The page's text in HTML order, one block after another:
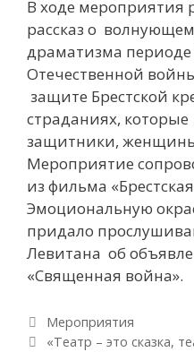
В ходе мероприятия
рассказ о
драматизма периоде
Отечественной
защите Брестской
страданиях,
защитники,
Мероприятие
из фильма
Эмоциональную
придало
Левитана об
«Священная война».
Рубрики
Мероприятия
Навигация по записям
«Театр – это сказка,